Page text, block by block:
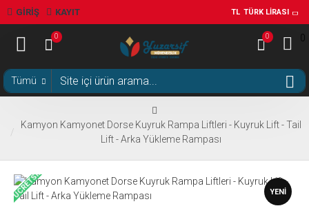
GIRIŞ KAYIT TL TÜRK LIRASI
0 0 0
Tümü
Kamyon Kamyonet Dorse Kuyruk Rampa Liftleri - Kuyruk Lift - Tail
Lift - Arka Yükleme Rampası
YENI
ÜCRETSIZ